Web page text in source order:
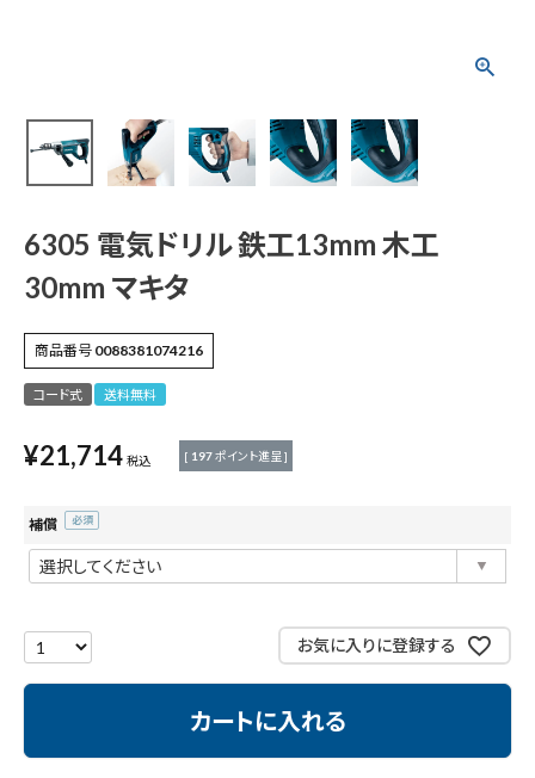
エアー工具・機械工具
作業工具・大工道具
測定工具・筆記具
収納・腰袋・ワーク用品
現場安全・運搬
金物・現場資材
コンテンツ
ガイドライン
6305 電気ドリル 鉄工13mm 木工
30mm マキタ
商品番号 0088381074216
コード式 送料無料
¥21,714 税込 [ 197ポイント進呈 ]
補償
須)
お気に入りに登録する
カートに入れる